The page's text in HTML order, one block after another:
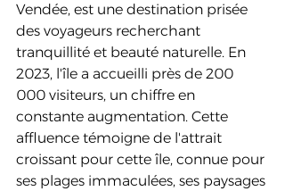
Vendée, est une destination prisée
des voyageurs recherchant
tranquillité et beauté naturelle. En
2023, l'île a accueilli près de 200
000 visiteurs, un chiffre en
constante augmentation. Cette
affluence témoigne de l'attrait
croissant pour cette île, connue pour
ses plages immaculées, ses paysages